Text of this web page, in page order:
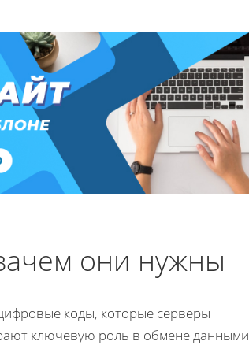
они нужны
коды, которые серверы
ключевую роль в обмене данными